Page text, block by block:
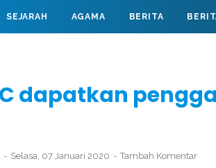
SEJARAH AGAMA BERITA
dapatkan
Selasa, 07 Januari 2020 Tambah Komentar